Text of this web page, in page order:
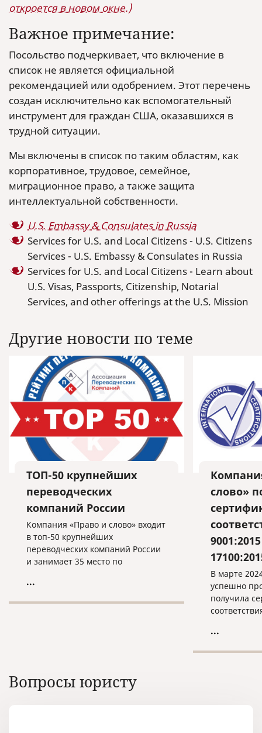
откроется в новом окне.)
Важное примечание:
Посольство подчеркивает, что включение в
список не является официальной
рекомендацией или одобрением. Этот перечень
создан исключительно как вспомогательный
инструмент для граждан США, оказавшихся в
трудной ситуации.
Мы включены в список по таким областям, как
корпоративное, трудовое, семейное,
миграционное право, а также защита
интеллектуальной собственности.
U.S. Embassy & Consulates in Russia
Services for U.S. and Local Citizens - U.S. Citizens
Services - U.S. Embassy & Consulates in Russia
Services for U.S. and Local Citizens - Learn about
U.S. Visas, Passports, Citizenship, Notarial
Services, and other offerings at the U.S. Mission
Другие новости по теме
ТОП-50 крупнейших
переводческих
компаний России
Компания «Право и слово» входит
в топ-50 крупнейших
переводческих компаний России
и занимает 35 место по
...
слово»
В марте
успешно
получила
...
Вопросы юристу